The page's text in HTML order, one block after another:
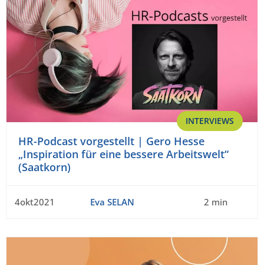
INTERVIEWS
HR-Podcast vorgestellt | Gero Hesse
„Inspiration für eine bessere Arbeitswelt“
(Saatkorn)
4okt2021 Eva SELAN 2 min